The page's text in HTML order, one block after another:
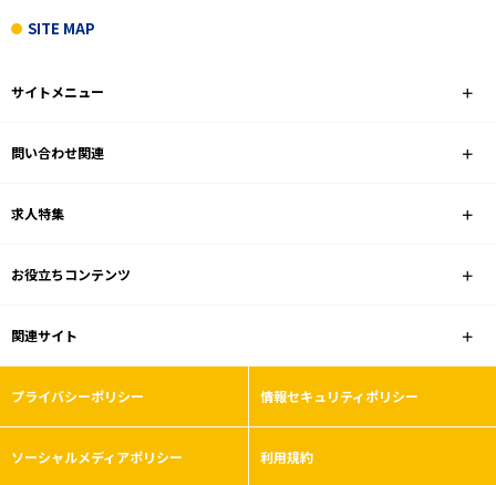
SITE MAP
サイトメニュー
問い合わせ関連
求人特集
お役立ちコンテンツ
関連サイト
プライバシーポリシー 情報セキュリティポリシー
ソーシャルメディアポリシー 利用規約